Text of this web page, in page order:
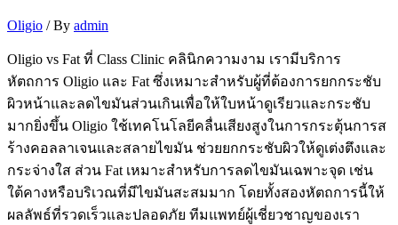
Oligio / By admin
Oligio vs Fat ที่ Class Clinic คลินิกความงาม เรามีบริการ
หัตถการ Oligio และ Fat ซึ่งเหมาะสำหรับผู้ที่ต้องการยกกระชับ
ผิวหน้าและลดไขมันส่วนเกินเพื่อให้ใบหน้าดูเรียวและกระชับ
มากยิ่งขึ้น Oligio ใช้เทคโนโลยีคลื่นเสียงสูงในการกระตุ้นการส
ร้างคอลลาเจนและสลายไขมัน ช่วยยกกระชับผิวให้ดูเต่งตึงและ
กระจ่างใส ส่วน Fat เหมาะสำหรับการลดไขมันเฉพาะจุด เช่น
ใต้คางหรือบริเวณที่มีไขมันสะสมมาก โดยทั้งสองหัตถการนี้ให้
ผลลัพธ์ที่รวดเร็วและปลอดภัย ทีมแพทย์ผู้เชี่ยวชาญของเรา